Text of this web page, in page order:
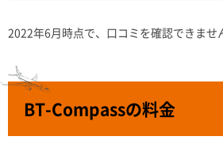
2022年6月時点で、口コミを確認できませ
BT-Compassの料金